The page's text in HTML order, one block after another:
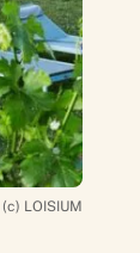
(c) LOISIUM